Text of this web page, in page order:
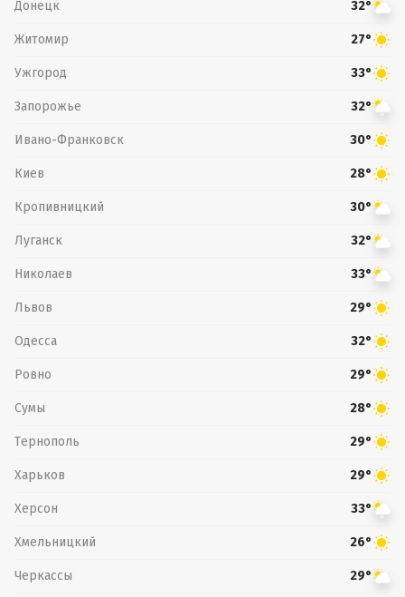
Донецк 32°
Житомир 27°
Ужгород 33°
Запорожье 32°
Ивано-Франковск 30°
Киев 28°
Кропивницкий 30°
Луганск 32°
Николаев 33°
Львов 29°
Одесса 32°
Ровно 29°
Сумы 28°
Тернополь 29°
Харьков 29°
Херсон 33°
Хмельницкий 26°
Черкассы 29°